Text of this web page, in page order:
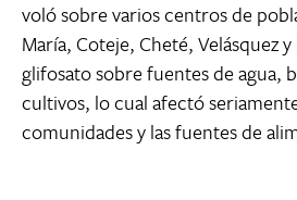
voló sobre varios centros de
María, Coteje, Cheté, Velásquez
glifosato sobre fuentes de agua,
cultivos, lo cual afectó
comunidades y las fuentes de